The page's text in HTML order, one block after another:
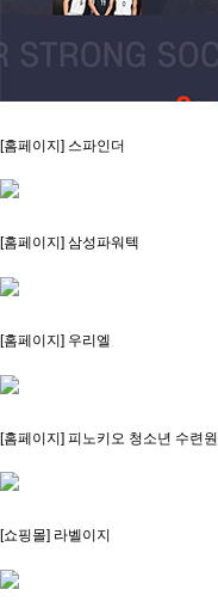
[홈페이지] 스파인더
[홈페이지] 삼성파워텍
[홈페이지] 우리엘
[홈페이지] 피노키오 청소년 수련원
[쇼핑몰] 라벨이지